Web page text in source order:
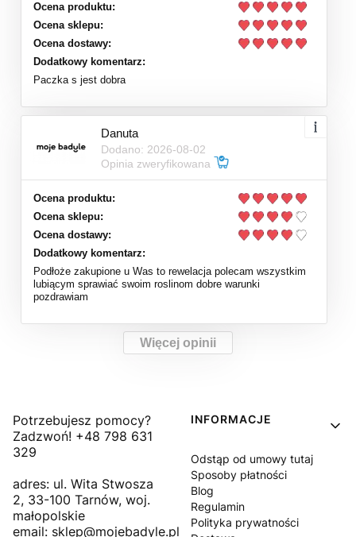
Ocena produktu:
Ocena sklepu:
Ocena dostawy:
Dodatkowy komentarz:
Paczka s jest dobra
Danuta
Dodano: 2026-08-02
Opinia zweryfikowana
Ocena produktu:
Ocena sklepu:
Ocena dostawy:
Dodatkowy komentarz:
Podłoże zakupione u Was to rewelacja polecam wszystkim
lubiącym sprawiać swoim roslinom dobre warunki
pozdrawiam
Więcej opinii
Potrzebujesz pomocy?
Zadzwoń! +48 798 631
329
adres: ul. Wita Stwosza
2, 33-100 Tarnów, woj.
małopolskie
email: sklep@mojebadyle.pl
Linki w stopce
INFORMACJE
Odstąp od umowy tutaj
Sposoby płatności
Blog
Regulamin
Polityka prywatności